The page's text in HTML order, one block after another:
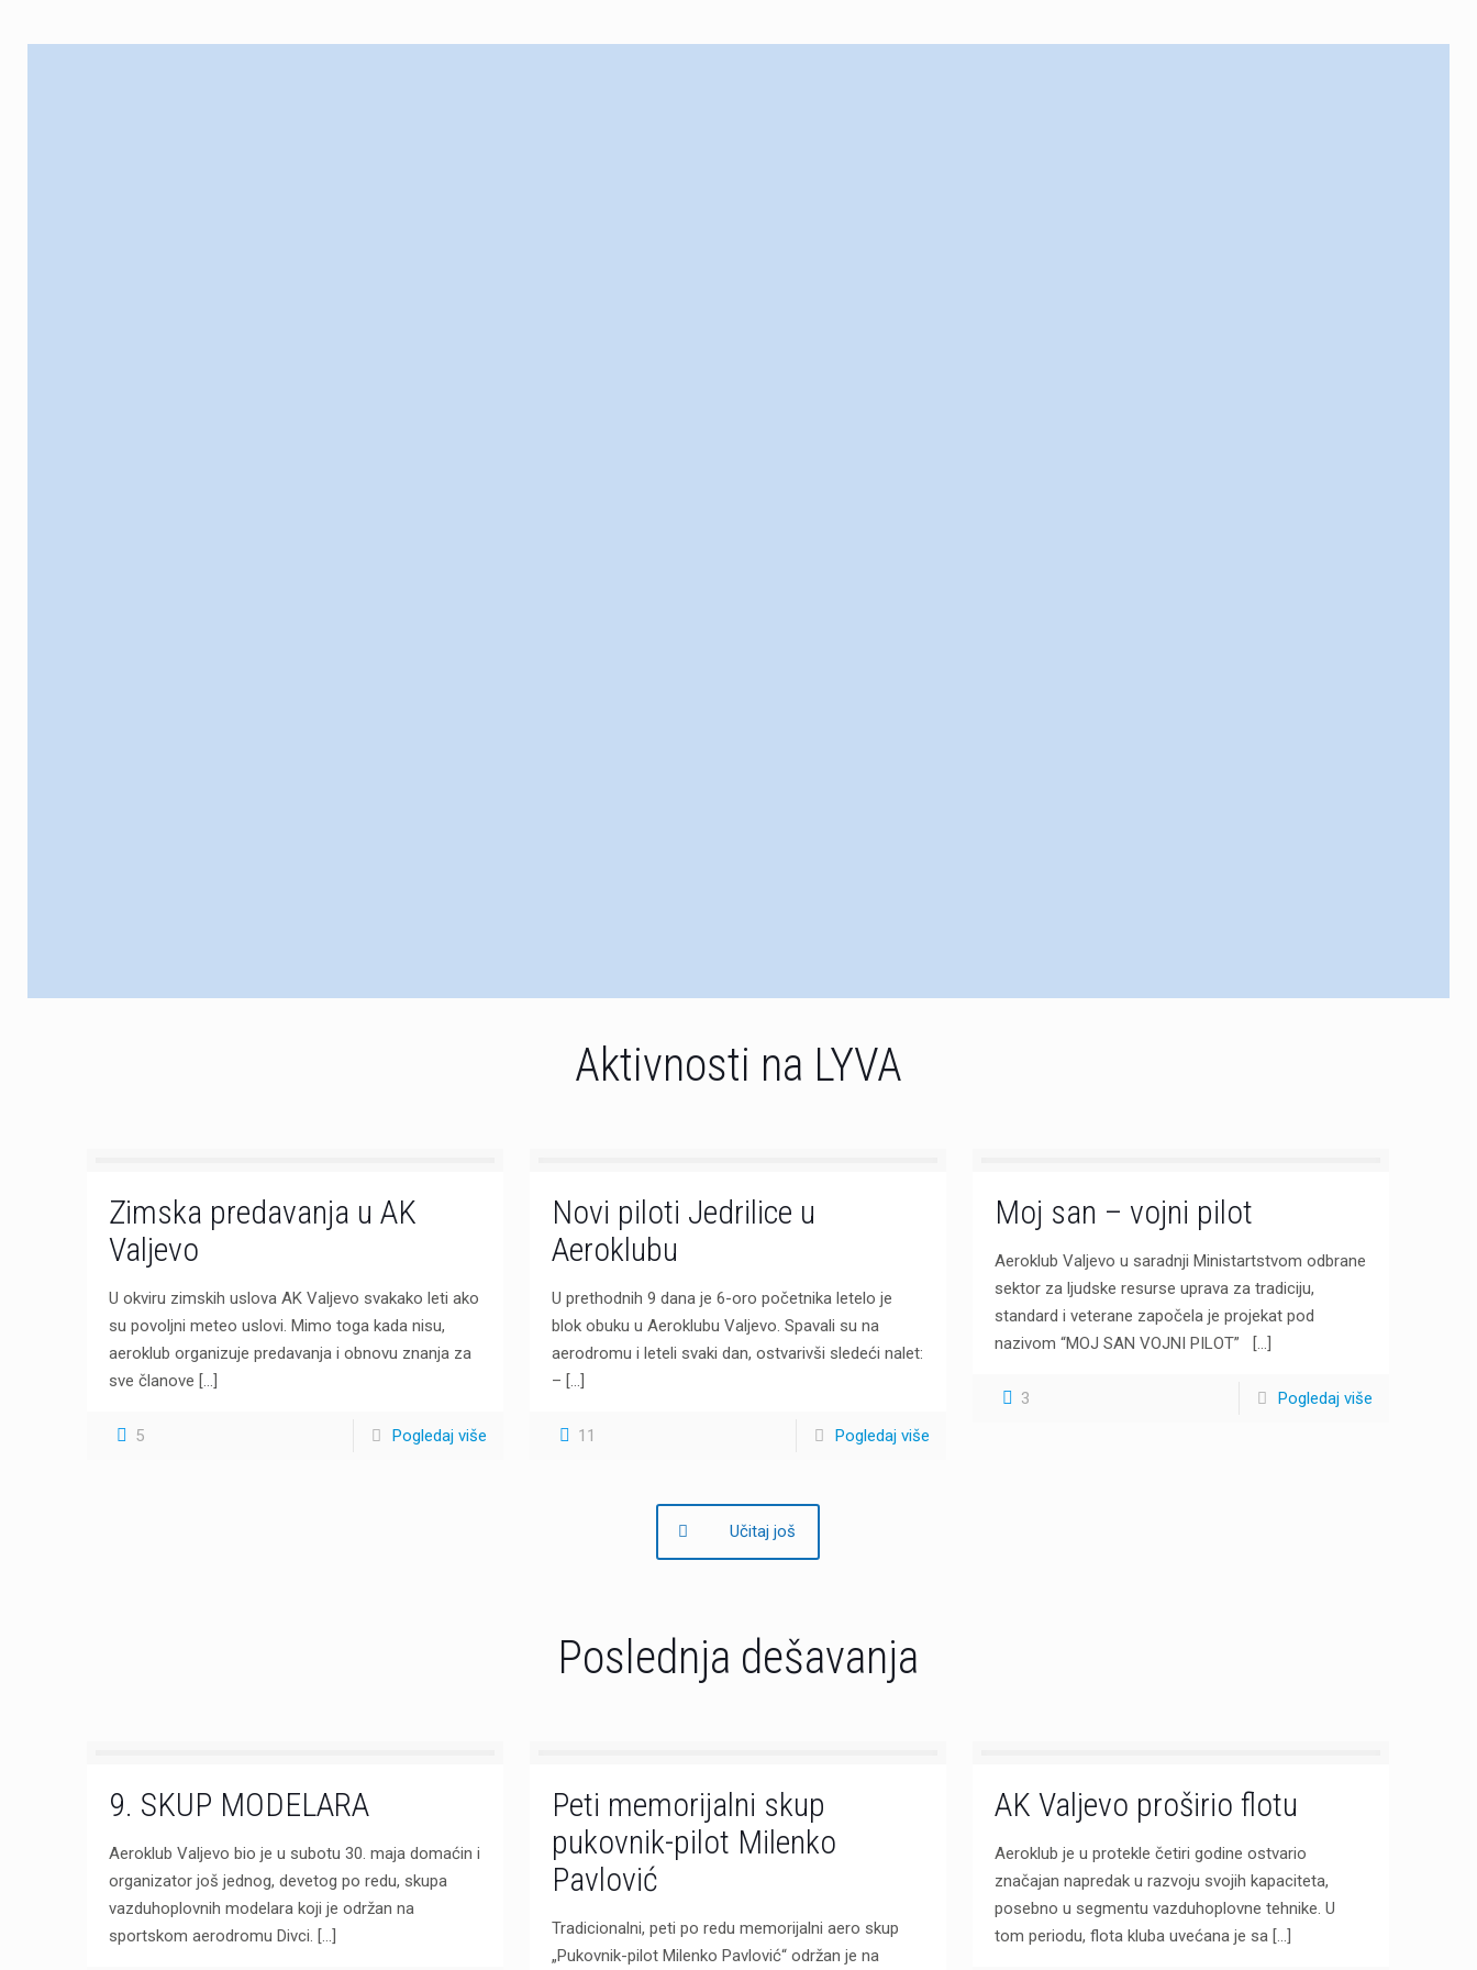
Aktivnosti na LYVA
Zimska predavanja u AK
Valjevo
U okviru zimskih uslova AK Valjevo svakako leti ako
su povoljni meteo uslovi. Mimo toga kada nisu,
aeroklub organizuje predavanja i obnovu znanja za
sve članove […]
5 Pogledaj više
Novi piloti Jedrilice u
Aeroklubu
U prethodnih 9 dana je 6-oro početnika letelo je
blok obuku u Aeroklubu Valjevo. Spavali su na
aerodromu i leteli svaki dan, ostvarivši sledeći nalet:
– […]
11 Pogledaj više
Moj san – vojni pilot
Aeroklub Valjevo u saradnji Ministartstvom odbrane
sektor za ljudske resurse uprava za tradiciju,
standard i veterane započela je projekat pod
nazivom “MOJ SAN VOJNI PILOT”
[…]
3 Pogledaj više
Učitaj još
Poslednja dešavanja
9. SKUP MODELARA
Aeroklub Valjevo bio je u subotu 30. maja domaćin i
organizator još jednog, devetog po redu, skupa
vazduhoplovnih modelara koji je održan na
sportskom aerodromu Divci. […]
Peti memorijalni skup
pukovnik-pilot Milenko
Pavlović
Tradicionalni, peti po redu memorijalni aero skup
„Pukovnik-pilot Milenko Pavlović“ održan je na
AK Valjevo proširio flotu
Aeroklub je u protekle četiri godine ostvario
značajan napredak u razvoju svojih kapaciteta,
posebno u segmentu vazduhoplovne tehnike. U
tom periodu, flota kluba uvećana je sa […]